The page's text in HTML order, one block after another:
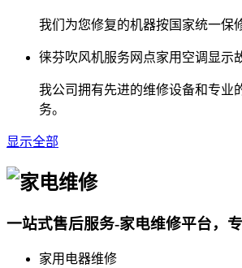
我们为您修复的机器按国家统一保
徕芬吹风机服务网点家用空调显示
我公司拥有先进的维修设备和专业
务。
显示全部
一站式售后服务-家电维修平台，
家用电器维修